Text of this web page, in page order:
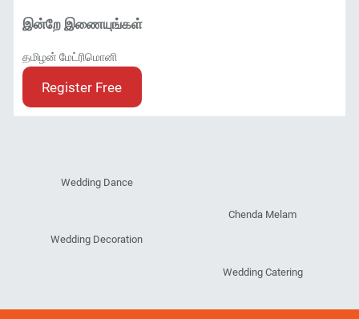
இன்றே இணையுங்கள்
தமிழன் மேட்ரிமொனி
Register Free
Wedding Dance
Wedding Decoration
Chenda Melam
Wedding Catering